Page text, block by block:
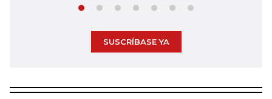
SUSCRÍBASE YA